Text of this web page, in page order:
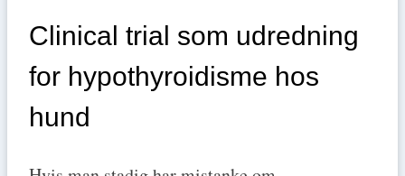
Clinical trial som udredning
for hypothyroidisme hos
hund